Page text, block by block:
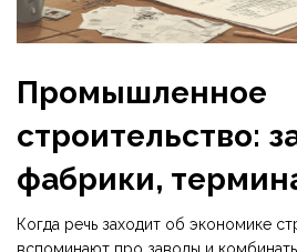
Промышленное
строительство:
фабрики,
Когда речь заходит об экономике